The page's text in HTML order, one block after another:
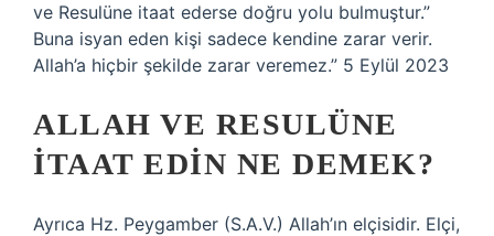
ve Resulüne itaat ederse doğru yolu bulmuştur.”
Buna isyan eden kişi sadece kendine zarar verir.
Allah’a hiçbir şekilde zarar veremez.” 5 Eylül 2023
ALLAH VE RESULÜNE
ITAAT EDIN NE DEMEK?
Ayrıca Hz. Peygamber (S.A.V.) Allah’ın elçisidir. Elçi,